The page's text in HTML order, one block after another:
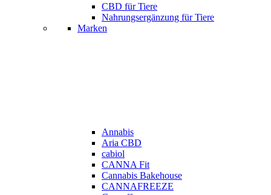
CBD für Tiere
Nahrungsergänzung für Tiere
Marken
Annabis
Aria CBD
cabiol
CANNA Fit
Cannabis Bakehouse
CANNAFREEZE